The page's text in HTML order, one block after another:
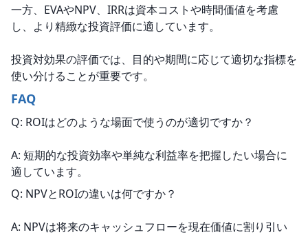
一方、EVAやNPV、IRRは資本コストや時間価値を考慮
し、より精緻な投資評価に適しています。
投資対効果の評価では、目的や期間に応じて適切な指標を
使い分けることが重要です。
FAQ
Q: ROIはどのような場面で使うのが適切ですか？
A: 短期的な投資効率や単純な利益率を把握したい場合に
適しています。
Q: NPVとROIの違いは何ですか？
A: NPVは将来のキャッシュフローを現在価値に割り引い